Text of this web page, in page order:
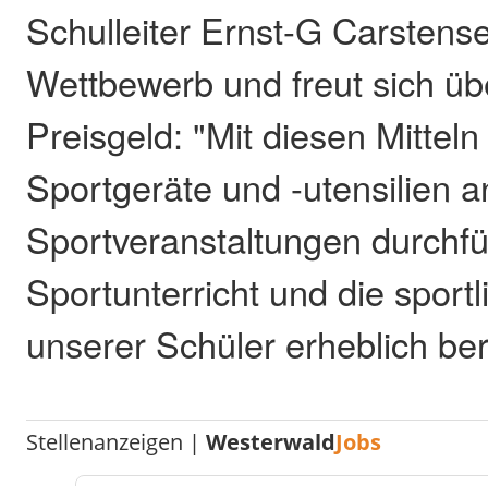
Schulleiter Ernst-G
Wettbewerb und freut sich
Preisgeld: "Mit diesen
Sportgeräte und -utensilien
Sportveranstaltungen
Sportunterricht und die
unserer Schüler erheblich
Stellenanzeigen |WesterwaldJobs